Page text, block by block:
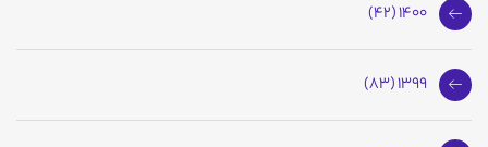
1400 (42)
1399 (83)